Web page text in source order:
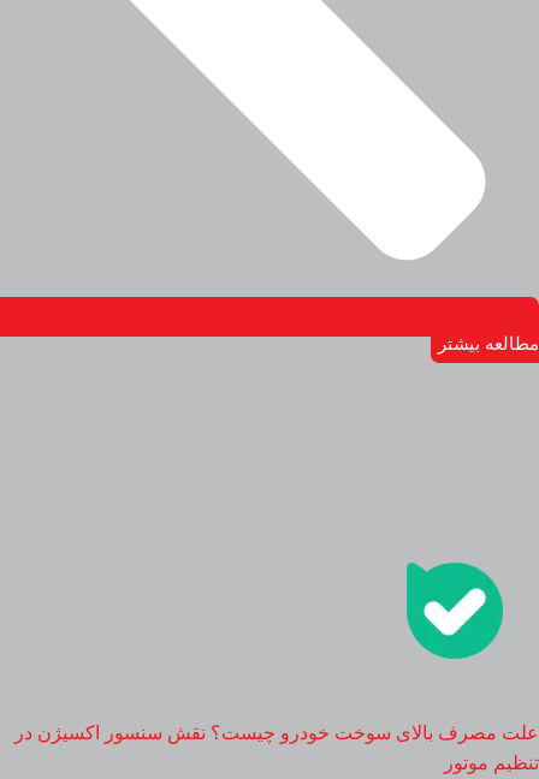
مطالعه بیشتر
علت مصرف بالای سوخت خودرو چیست؟ نقش سنسور اکسیژن در
تنظیم موتور